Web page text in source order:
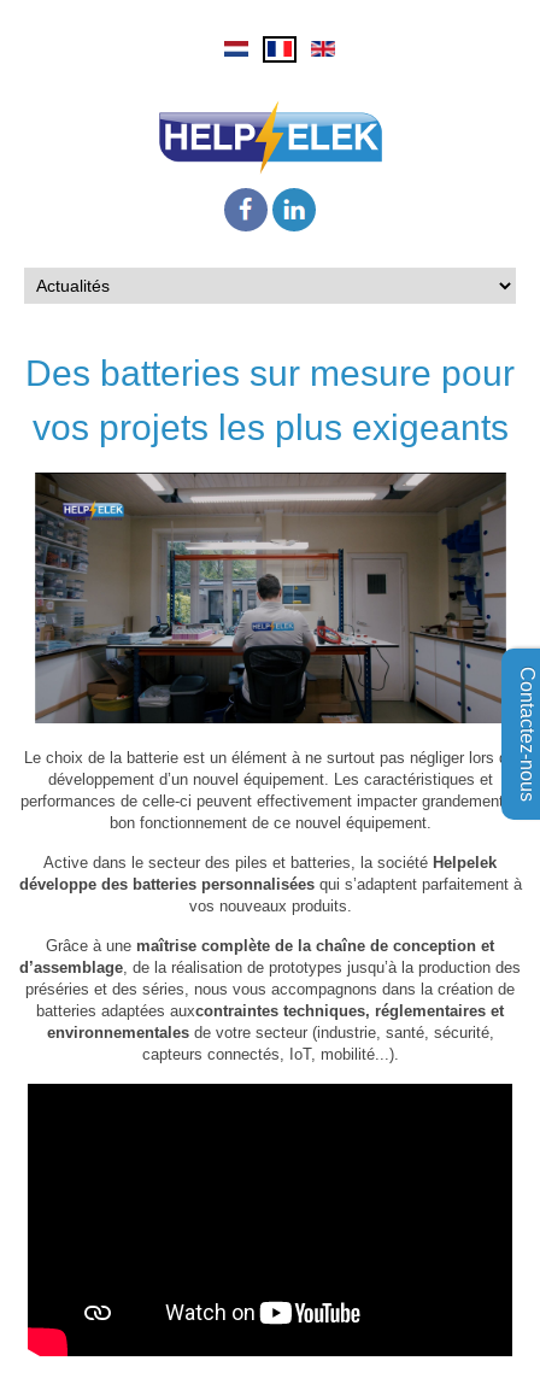
Contactez-nous
Des batteries sur mesure pour
vos projets les plus exigeants
Le choix de la batterie est un élément à ne surtout pas négliger lors du
développement d’un nouvel équipement. Les caractéristiques et
performances de celle-ci peuvent effectivement impacter grandement le
bon fonctionnement de ce nouvel équipement.
Active dans le secteur des piles et batteries, la société Helpelek
développe des batteries personnaliséesqui s’adaptent parfaitement à
vos nouveaux produits.
Grâce à une maîtrise complète de la chaîne de conception et
d’assemblage, de la réalisation de prototypes jusqu’à la production des
préséries et des séries, nous vous accompagnons dans la création de
batteries adaptées auxcontraintes techniques, réglementaires et
environnementalesde votre secteur (industrie, santé, sécurité,
capteurs connectés, IoT, mobilité...).